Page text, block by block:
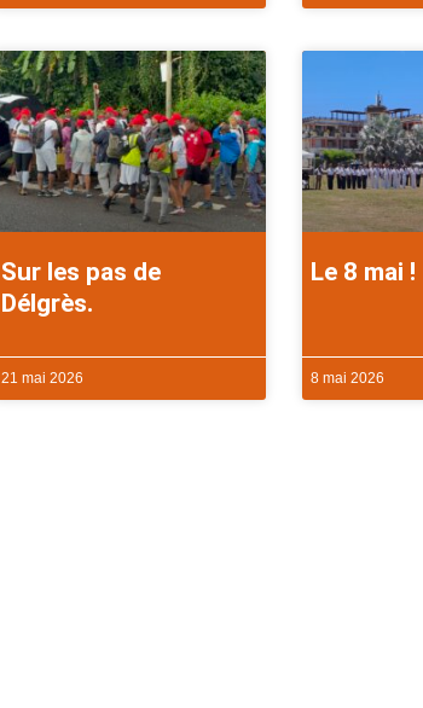
Sur les pas de
Délgrès.
21 mai 2026
Le 8 mai !
8 mai 2026